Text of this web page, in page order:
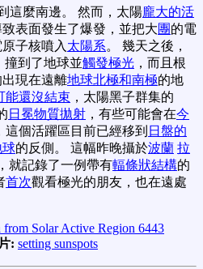
這麼南邊。 然而，太陽龐大的活
表面發生了爆發，並把大團的電
子核噴入 太陽系。 幾天之後，
撞到了地球並觸發極光 ，而且根
現在遠離地球北極和南極的地
能還沒結束 ，太陽黑子群集的
日冕物質拋射 ，有些可能會在今
個活躍區目前已經移到 日盤的
球的反側。 這幅昨晚攝於波蘭 拉
就記錄了一例帶有輻條狀結構的
首次觀看極光的朋友，也在遠處
Solar Active Region 6443
: setting sunspots